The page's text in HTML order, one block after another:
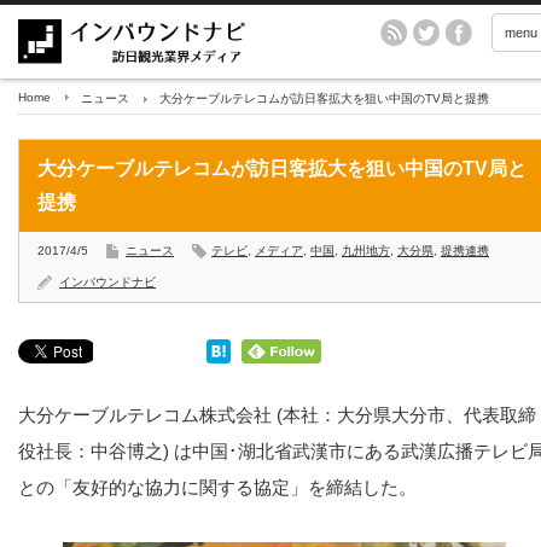
menu
Home ニュース 大分ケーブルテレコムが訪日客拡大を狙い中国のTV局と提携
大分ケーブルテレコムが訪日客拡大を狙い中国のTV局と
提携
2017/4/5 ニュース テレビ メディア 中国 九州地方 大分県 提携連携
インバウンドナビ
大分ケーブルテレコム株式会社 (本社：大分県大分市、代表取締
役社長：中谷博之) は中国･湖北省武漢市にある武漢広播テレビ
との「友好的な協力に関する協定」を締結した。